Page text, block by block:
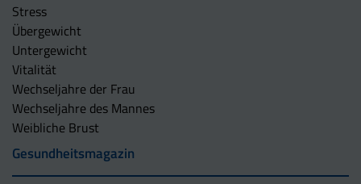
Stress
Übergewicht
Untergewicht
Vitalität
Wechseljahre der Frau
Wechseljahre des Mannes
Weibliche Brust
Gesundheitsmagazin